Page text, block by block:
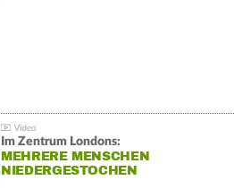
Im Zentrum Londons:
MEHRERE MENSCHEN
NIEDERGESTOCHEN